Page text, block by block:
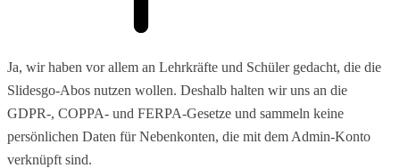
Ja, wir haben vor allem an Lehrkräfte und Schüler gedacht, die die
Slidesgo-Abos nutzen wollen. Deshalb halten wir uns an die
GDPR-, COPPA- und FERPA-Gesetze und sammeln keine
persönlichen Daten für Nebenkonten, die mit dem Admin-Konto
verknüpft sind.